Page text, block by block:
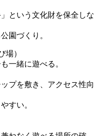
という文化財を保全しな
園づくり。
場）
一緒に遊べる。
プを敷き、アクセス性向
すい。